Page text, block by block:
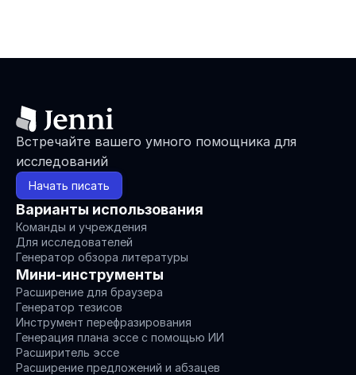
Встречайте вашего умного помощника для
исследований
Начать писать
Варианты использования
Команды и учреждения
Для исследователей
Генератор обзора литературы
Мини-инструменты
Расширение для браузера
Генератор тезисов
Инструмент перефразирования
Генерация плана эссе с помощью ИИ
Расширитель эссе
Расширение предложений и абзацев